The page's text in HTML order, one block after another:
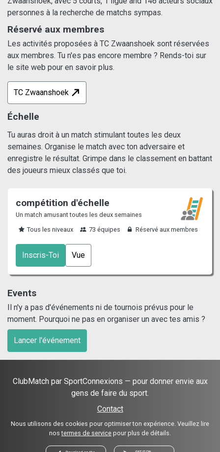
personnes à la recherche de matchs sympas.
Réservé aux membres
Les activités proposées à TC Zwaanshoek sont réservées
aux membres. Tu n'es pas encore membre ? Rends-toi sur
le site web pour en savoir plus.
TC Zwaanshoek
Échelle
Tu auras droit à un match stimulant toutes les deux
semaines. Organise le match avec ton adversaire et
enregistre le résultat. Grimpe dans le classement en battant
des joueurs mieux classés que toi.
compétition d'échelle
Un match amusant toutes les deux semaines
Tous les niveaux
73 équipes Réservé aux membres
Inscris-Toi Vue
Events
Il n'y a pas d'événements ni de tournois prévus pour le
moment. Pourquoi ne pas en organiser un avec tes amis ?
Lancer l'événement
ClubMatch par SportConnexions — pour donner envie aux
gens de faire du sport.
Contact
Nous utilisons des cookies pour optimiser ton expérience. Veuillez lire
nostermes de service pour plus de détails.